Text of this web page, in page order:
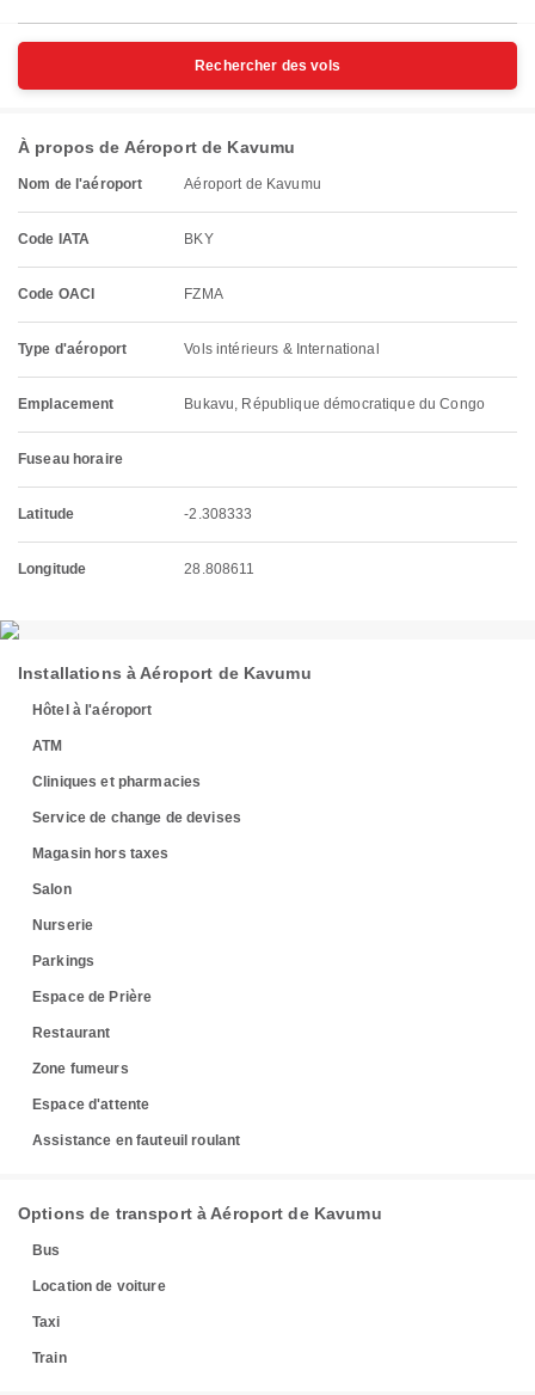
Rechercher des vols
À propos de Aéroport de Kavumu
Nom de l'aéroport Aéroport de Kavumu
Code IATA BKY
Code OACI FZMA
Type d'aéroport Vols intérieurs & International
Emplacement Bukavu, République démocratique du Congo
Fuseau horaire
Latitude -2.308333
Longitude 28.808611
Installations à Aéroport de Kavumu
Hôtel à l'aéroport
ATM
Cliniques et pharmacies
Service de change de devises
Magasin hors taxes
Salon
Nurserie
Parkings
Espace de Prière
Restaurant
Zone fumeurs
Espace d'attente
Assistance en fauteuil roulant
Options de transport à Aéroport de Kavumu
Bus
Location de voiture
Taxi
Train